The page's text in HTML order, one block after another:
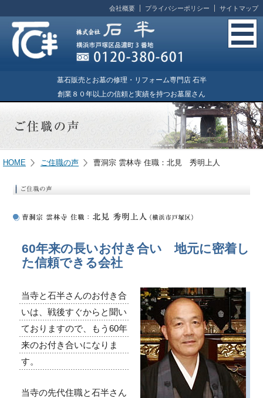
会社概要 プライバシーポリシー サイトマップ
墓石販売とお墓の修理・リフォーム専門店 石半
創業８０年以上の信頼と実績を持つお墓屋さん
HOME ご住職の声 曹洞宗 雲林寺 住職：北見 秀明上人
60年来の長いお付き合い 地元に密着し
た信頼できる会社
当寺と石半さんのお付き合
いは、戦後すぐからと聞い
ておりますので、もう60年
来のお付き合いになりま
す。
当寺の先代住職と石半さん